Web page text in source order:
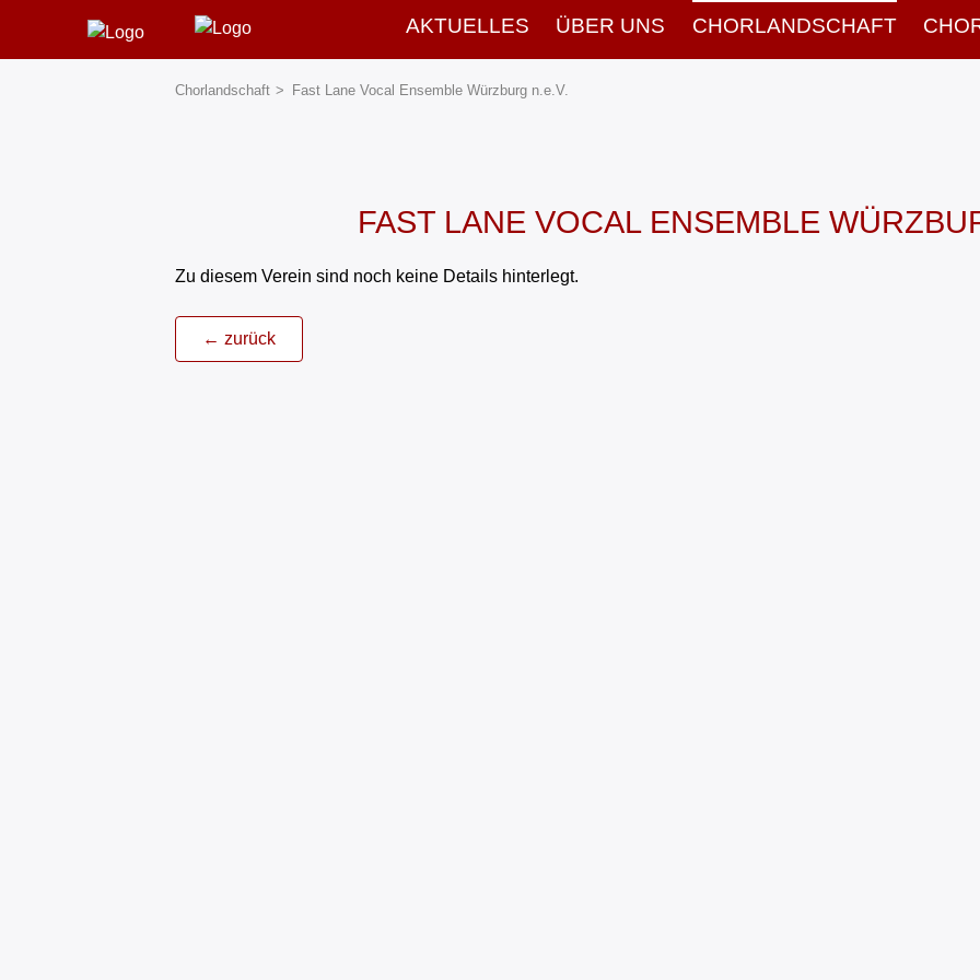
AKTUELLES ÜBER UNS CHORLAND­SCHAFT
Chorland­schaft Fast Lane Vocal Ensemble Würzburg n.e.V.
FAST LANE VOCAL ENSEMBLE
Zu diesem Verein sind noch keine Details hinterlegt.
← zurück